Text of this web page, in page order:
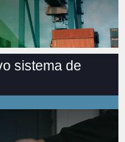
sistema de